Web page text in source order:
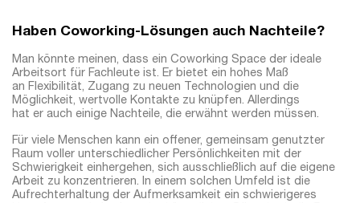
Haben Coworking-Lösungen auch Nachteile?
Man könnte meinen, dass ein Coworking Space der ideale
Arbeitsort für Fachleute ist. Er bietet ein hohes Maß
an Flexibilität, Zugang zu neuen Technologien und die
Möglichkeit, wertvolle Kontakte zu knüpfen. Allerdings
hat er auch einige Nachteile, die erwähnt werden müssen.
Für viele Menschen kann ein offener, gemeinsam genutzter
Raum voller unterschiedlicher Persönlichkeiten mit der
Schwierigkeit einhergehen, sich ausschließlich auf die eigene
Arbeit zu konzentrieren. In einem solchen Umfeld ist die
Aufrechterhaltung der Aufmerksamkeit ein schwierigeres